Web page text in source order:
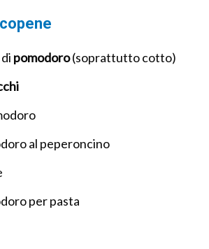
pomodoro(soprattutto cotto)
al peperoncino
per pasta